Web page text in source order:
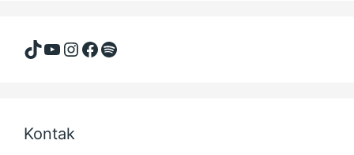
TikTok
YouTube
Instagram
Facebook
Spotify
Kontak